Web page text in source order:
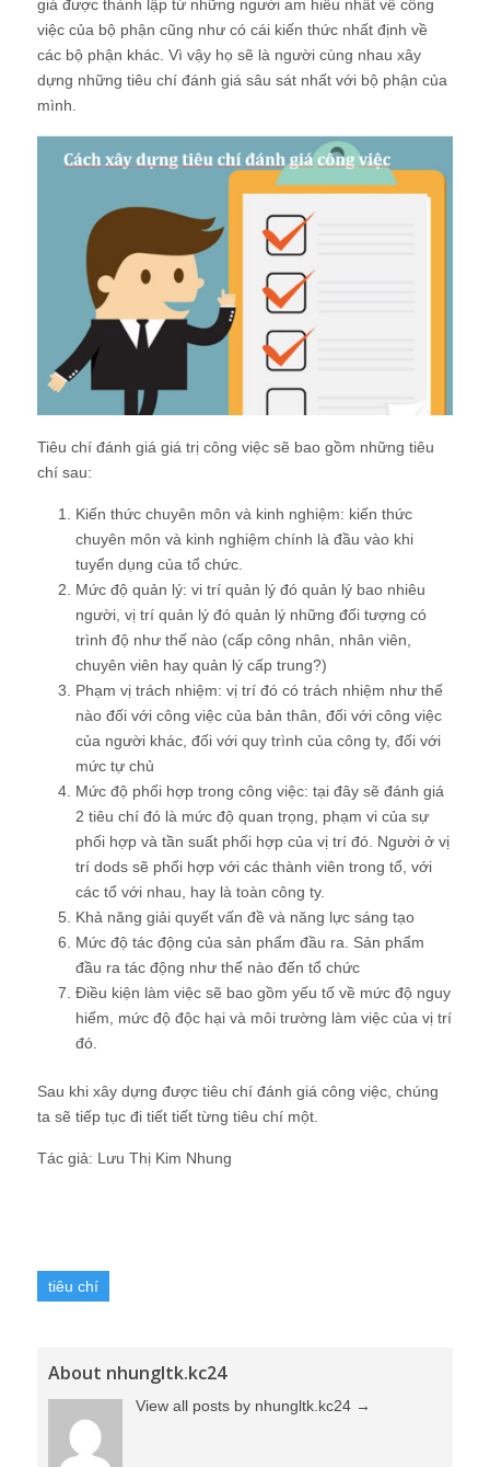
giá được thành lập từ những người am hiểu nhất về công
việc của bộ phận cũng như có cái kiến thức nhất định về
các bộ phận khác. Vì vậy họ sẽ là người cùng nhau xây
dựng những tiêu chí đánh giá sâu sát nhất với bộ phận của
mình.
Tiêu chí đánh giá giá trị công việc sẽ bao gồm những tiêu
chí sau:
Kiến thức chuyên môn và kinh nghiệm: kiến thức
chuyên môn và kinh nghiệm chính là đầu vào khi
tuyển dụng của tổ chức.
Mức độ quản lý: vi trí quản lý đó quản lý bao nhiêu
người, vị trí quản lý đó quản lý những đối tượng có
trình độ như thế nào (cấp công nhân, nhân viên,
chuyên viên hay quản lý cấp trung?)
Phạm vị trách nhiệm: vị trí đó có trách nhiệm như thế
nào đối với công việc của bản thân, đối với công việc
của người khác, đối với quy trình của công ty, đối với
mức tự chủ
Mức độ phối hợp trong công việc: tại đây sẽ đánh giá
2 tiêu chí đó là mức độ quan trọng, phạm vi của sự
phối hợp và tần suất phối hợp của vị trí đó. Người ở vị
trí dods sẽ phối hợp với các thành viên trong tổ, với
các tổ với nhau, hay là toàn công ty.
Khả năng giải quyết vấn đề và năng lực sáng tạo
Mức độ tác động của sản phẩm đầu ra. Sản phẩm
đầu ra tác động như thế nào đến tổ chức
Điều kiện làm việc sẽ bao gồm yếu tố về mức độ nguy
hiểm, mức độ độc hại và môi trường làm việc của vị trí
đó.
Sau khi xây dựng được tiêu chí đánh giá công việc, chúng
ta sẽ tiếp tục đi tiết tiết từng tiêu chí một.
Tác giả: Lưu Thị Kim Nhung
tiêu chí
About nhungltk.kc24
View all posts by nhungltk.kc24 →